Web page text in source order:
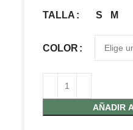
TALLA S M
COLOR
AÑADIR